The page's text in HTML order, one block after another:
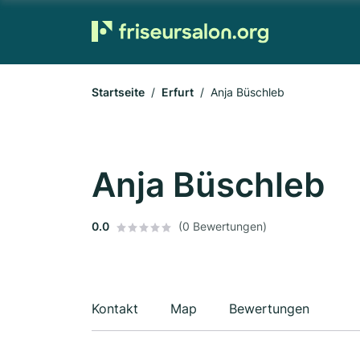
Startseite Erfurt Anja Büschleb
Anja Büschleb
0.0 (0 Bewertungen)
Kontakt Map Bewertungen